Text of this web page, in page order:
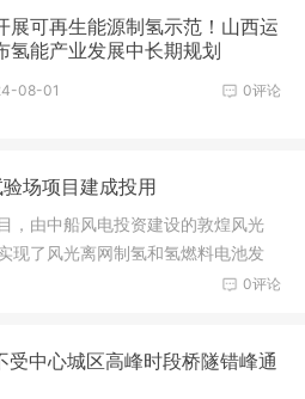
展可再生能源制氢示范！山西运
氢能产业发展中长期规划
0评论
08-01
场项目建成投用
，由中船风电投资建设的敦煌风光
现了风光离网制氢和氢燃料电池发
0评论
中心城区高峰时段桥隧错峰通